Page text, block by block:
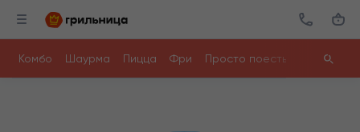
Комбо Шаурма Пицца Фри Просто поесть Напитки